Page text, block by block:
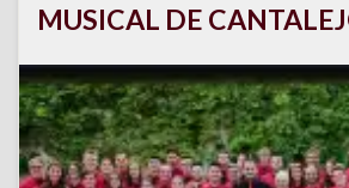
MUSICAL DE